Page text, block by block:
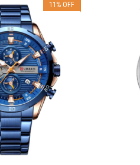
11 % OFF